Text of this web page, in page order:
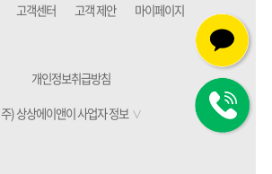
고객센터 고객 제안 마이페이지
개인정보취급방침
주) 상상에이앤이 사업자 정보 ∨